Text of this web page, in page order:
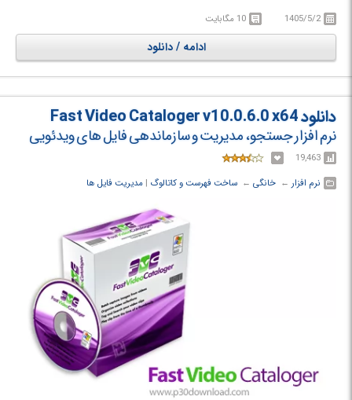
آرشیوها، رجیستری و FTP، جستجو برای فایل ها و نمایش فایل ها و عکس ها
را انجام دهد. پشتیبانی این نرم افزار از اسکریپت نویسی، به کاربر امکانی را می
دهد تا به خودکارسازی امور تکراری بپردازد.
1405/5/2 10 مگابایت
ادامه / دانلود
دانلود Fast Video Cataloger v10.0.6.0 x64
نرم افزار جستجو، مدیریت و سازماندهی فایل های ویدئویی
19,463
نرم افزار ← ‏ خانگی ← ‏ ساخت فهرست و کاتالوگ ‏| مدیریت فایل ها